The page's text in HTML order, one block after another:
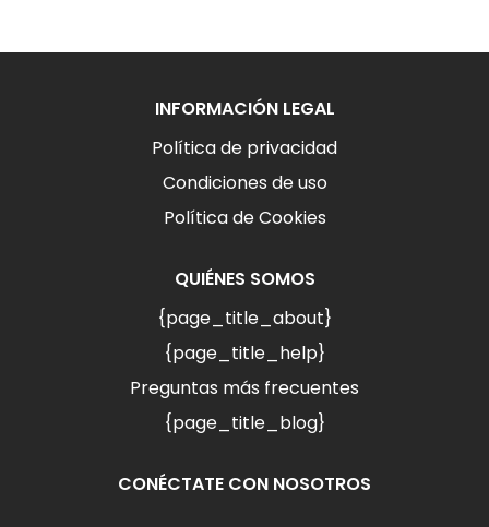
INFORMACIÓN LEGAL
Política de privacidad
Condiciones de uso
Política de Cookies
QUIÉNES SOMOS
{page_title_about}
{page_title_help}
Preguntas más frecuentes
{page_title_blog}
CONÉCTATE CON NOSOTROS